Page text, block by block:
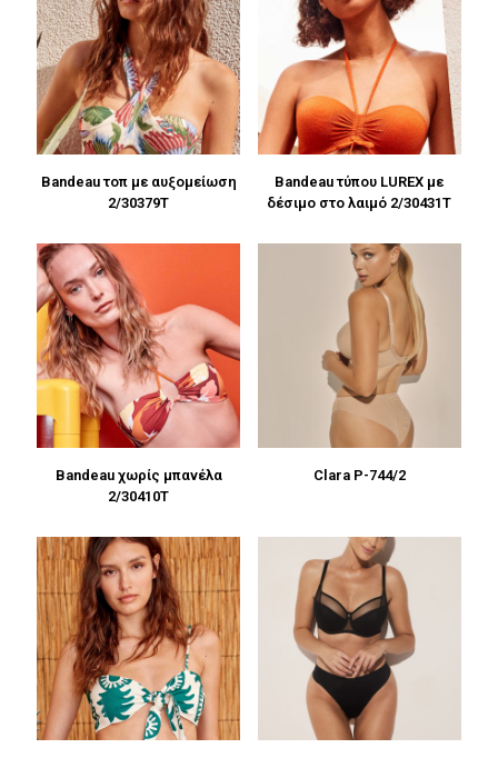
Bandeau τοπ με αυξομείωση
2/30379T
Bandeau τύπου LUREX με
δέσιμο στο λαιμό 2/30431T
Bandeau χωρίς μπανέλα
2/30410T
Clara P-744/2